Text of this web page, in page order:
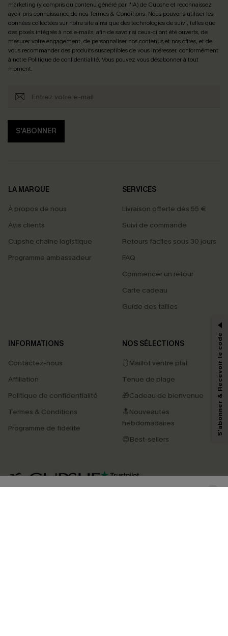
marketing (y compris du contenu généré par l'IA) de Cupshe et reconnaissez
avoir pris connaissance de nosTermes & Conditions. Nous pouvons utiliser les
données collectées sur notre site ainsi que des technologies de suivi, telles que
des pixels intégrés à nos e-mails, afin de savoir si ceux-ci ont été ouverts, de
mesurer votre engagement, de personnaliser nos contenus et nos offres, et de
vous recommander des produits susceptibles de vous intéresser, conformément
à notre Politique de confidentialité. Vous pouvez vous désabonner à tout
moment.
S'ABONNER
LA MARQUE
À propos de nous
Avis clients
Cupshe chaîne logistique
Programme ambassadeur
SERVICES
Livraison offerte dès 55 €
Suivi de commande
Retours faciles sous 30 jours
FAQ
Commencer un retour
Carte cadeau
Guide des tailles
INFORMATIONS
Contactez-nous
Affiliation
Politique de confidentialité
Termes & Conditions
Programme de fidélité
NOS SÉLECTIONS
🩱Maillot ventre plat
Tenue de plage
🎁Cadeau de bienvenue
🔝Nouveautés
hebdomadaires
😍Best-sellers
4.4
PROFITEZ DE -15%
marketing (y compris du contenu généré par l'IA) de Cupshe et
pouvons utiliser les données collectées sur notre site ainsi que des
savoir si ceux-ci ont été ouverts, de mesurer votre engagement, de
personnaliser nos contenus et nos offres, et de vous recommander des
produits susceptibles de vous intéresser, conformément à notre
Politique de
. Vous pouvez vous désabonner à tout moment.
S'abonner & Recevoir le code